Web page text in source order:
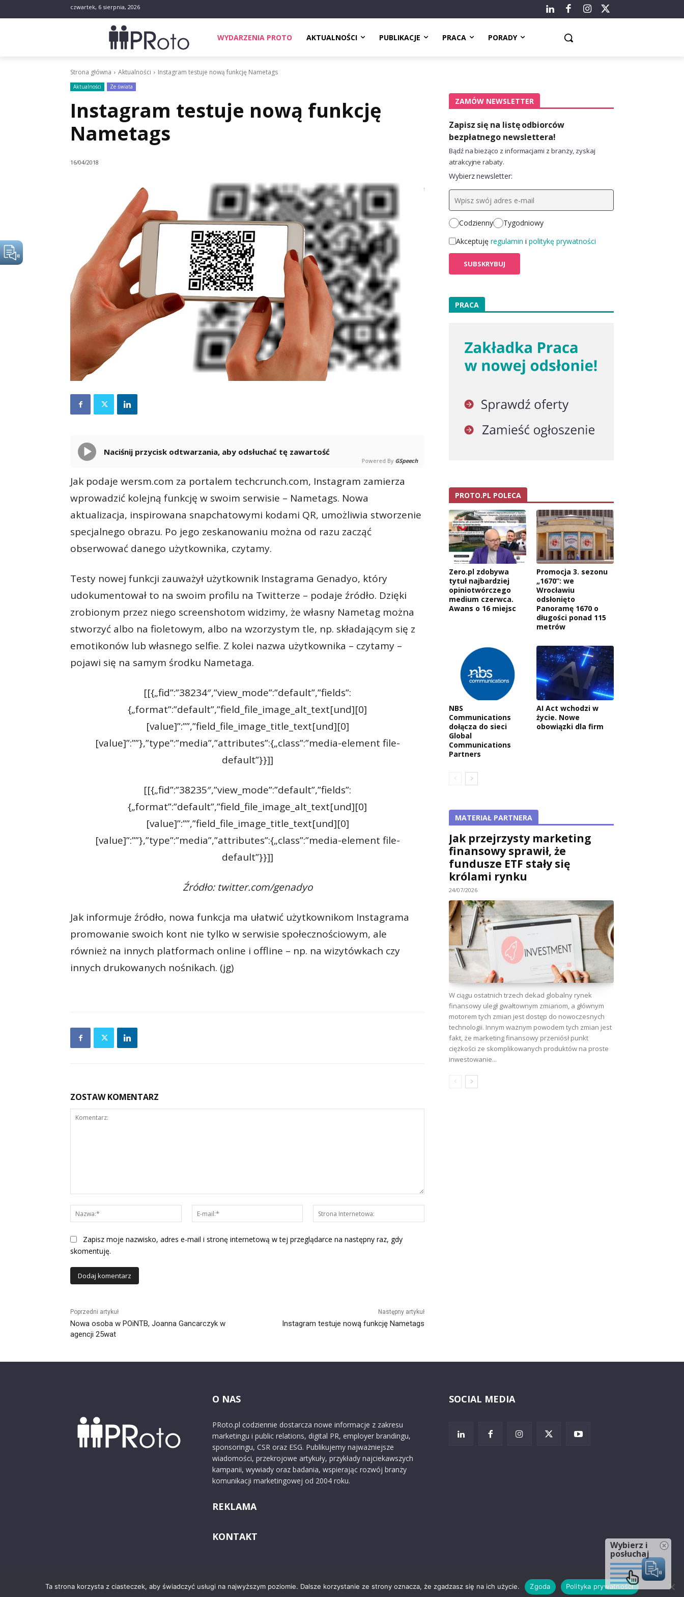
czwartek, 6 sierpnia, 2026
WYDARZENIA PROTO AKTUALNOŚCI PUBLIKACJE PRACA PORADY
Strona główna Aktualności Instagram testuje nową funkcję Nametags
Aktualności Ze świata
Instagram testuje nową funkcję
Nametags
16/04/2018
Naciśnij przycisk odtwarzania, aby odsłuchać tę zawartość
Powered By GSpeech
Jak podaje wersm.com za portalem techcrunch.com, Instagram zamierza
wprowadzić kolejną funkcję w swoim serwisie – Nametags. Nowa
aktualizacja, inspirowana snapchatowymi kodami QR, umożliwia stworzenie
specjalnego obrazu. Po jego zeskanowaniu można od razu zacząć
obserwować danego użytkownika, czytamy.
Testy nowej funkcji zauważył użytkownik Instagrama Genadyo, który
udokumentował to na swoim profilu na Twitterze – podaje źródło. Dzięki
zrobionym przez niego screenshotom widzimy, że własny Nametag można
stworzyć albo na fioletowym, albo na wzorzystym tle, np. składającym się z
emotikonów lub własnego selfie. Z kolei nazwa użytkownika – czytamy –
pojawi się na samym środku Nametaga.
[[{„fid”:”38234″,”view_mode”:”default”,”fields”:
{„format”:”default”,”field_file_image_alt_text[und][0]
[value]”:””,”field_file_image_title_text[und][0]
[value]”:””},”type”:”media”,”attributes”:{„class”:”media-element file-
default”}}]]
[[{„fid”:”38235″,”view_mode”:”default”,”fields”:
{„format”:”default”,”field_file_image_alt_text[und][0]
[value]”:””,”field_file_image_title_text[und][0]
[value]”:””},”type”:”media”,”attributes”:{„class”:”media-element file-
default”}}]]
Źródło: twitter.com/genadyo
Jak informuje źródło, nowa funkcja ma ułatwić użytkownikom Instagrama
promowanie swoich kont nie tylko w serwisie społecznościowym, ale
również na innych platformach online i offline – np. na wizytówkach czy
innych drukowanych nośnikach. (jg)
ZOSTAW KOMENTARZ
Nazwa:*
mail:*
Internetowa:
Zapisz moje nazwisko, adres e-mail i stronę internetową w tej przeglądarce na następny raz, gdy
skomentuję.
Poprzedni artykuł
Nowa osoba w POiNTB, Joanna Gancarczyk w
agencji 25wat
Następny artykuł
Instagram testuje nową funkcję Nametags
ZAMÓW NEWSLETTER
Zapisz się na listę odbiorców
bezpłatnego newslettera!
Bądź na bieżąco z informacjami z branży, zyskaj
atrakcyjne rabaty.
Wybierz newsletter:
Codzienny
Tygodniowy
Akceptuję regulamin i politykę prywatności
PRACA
PROTO.PL POLECA
Zero.pl zdobywa
tytuł najbardziej
opiniotwórczego
medium czerwca.
Awans o 16 miejsc
Promocja 3. sezonu
„1670”: we
Wrocławiu
odsłonięto
Panoramę 1670 o
długości ponad 115
metrów
NBS
Communications
dołącza do sieci
Global
Communications
Partners
AI Act wchodzi w
życie. Nowe
obowiązki dla firm
MATERIAŁ PARTNERA
Jak przejrzysty marketing
finansowy sprawił, że
fundusze ETF stały się
królami rynku
24/07/2026
W ciągu ostatnich trzech dekad globalny rynek
finansowy uległ gwałtownym zmianom, a głównym
motorem tych zmian jest dostęp do nowoczesnych
technologii. Innym ważnym powodem tych zmian jest
fakt, że marketing finansowy przeniósł punkt
ciężkości ze skomplikowanych produktów na proste
inwestowanie...
O NAS
PRoto.pl codziennie dostarcza nowe informacje z zakresu
marketingu i public relations, digital PR, employer brandingu,
sponsoringu, CSR oraz ESG. Publikujemy najważniejsze
wiadomości, przekrojowe artykuły, przykłady najciekawszych
kampanii, wywiady oraz badania, wspierając rozwój branży
komunikacji marketingowej od 2004 roku.
REKLAMA
KONTAKT
SOCIAL MEDIA
© 2024 PRoto.pl O nas Reklama Zastrzeżenia prawne
Ta strona korzysta z ciasteczek, aby świadczyć usługi na najwyższym poziomie. Dalsze korzystanie ze strony oznacza, że zgadzasz się na ich użycie. Zgoda Polityka prywatności
Wybierz i
posłuchaj